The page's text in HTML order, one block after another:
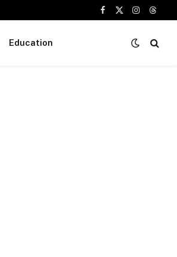
Facebook
X
Instagram
Education